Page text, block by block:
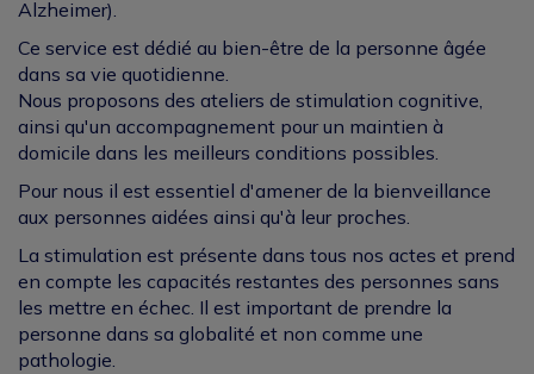
ACTUALITÉS
CONTACTEZ-NOUS
Alzheimer).
Ce service est dédié au bien-être de la personne âgée
dans sa vie quotidienne.
Nous proposons des ateliers de stimulation cognitive,
ainsi qu'un accompagnement pour un maintien à
domicile dans les meilleurs conditions possibles.
Pour nous il est essentiel d'amener de la bienveillance
aux personnes aidées ainsi qu'à leur proches.
La stimulation est présente dans tous nos actes et prend
en compte les capacités restantes des personnes sans
les mettre en échec. Il est important de prendre la
personne dans sa globalité et non comme une
pathologie.